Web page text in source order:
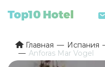
Главная Испания
Anforas Mar Vogel